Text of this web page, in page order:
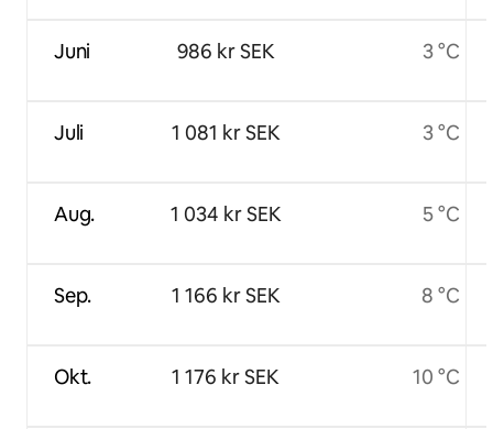
Juni
Juli
Aug.
Sep.
Okt.
986 kr SEK
1 081 kr SEK
1 034 kr SEK
1 166 kr SEK
1 176 kr SEK
3 °C
3 °C
5 °C
8 °C
10 °C